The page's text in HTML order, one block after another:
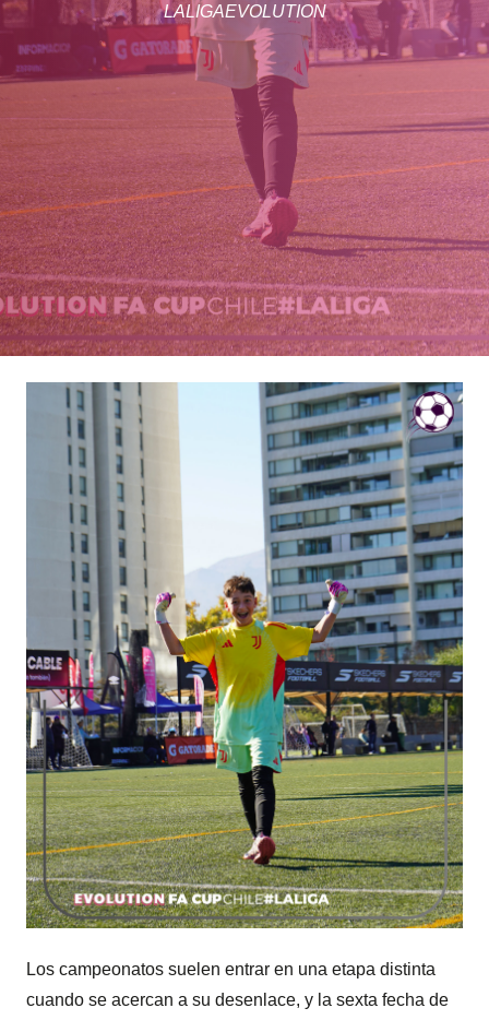
LALIGAEVOLUTION
Los campeonatos suelen entrar en una etapa distinta
cuando se acercan a su desenlace, y la sexta fecha de